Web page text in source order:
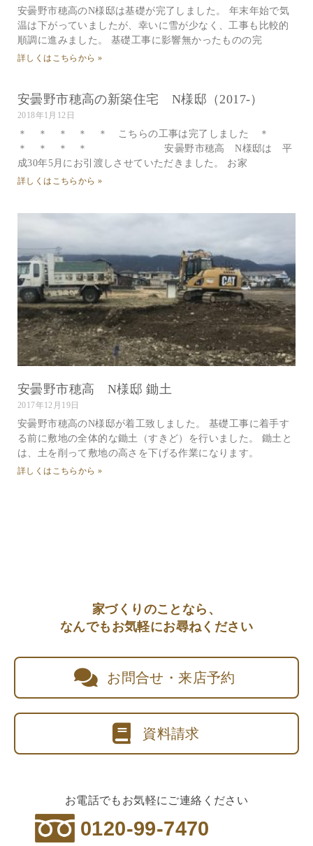
安曇野市穂高のN様邸は基礎が完了しました。 年末年始で気
温は下がっていましたが、幸いに雪が少なく、工事も比較的
順調に進みました。 基礎工事に影響無かったものの完
詳しくはこちらから »
安曇野市穂高の新築住宅 N様邸（2017-）
2018年1月12日
＊ ＊ ＊ ＊ ＊ こちらの工事は完了しました ＊
＊ ＊ ＊ ＊ 安曇野市穂高 N様邸は 平
成30年5月にお引渡しさせていただきました。 お家
詳しくはこちらから »
安曇野市穂高 N様邸 鋤土
2017年12月19日
安曇野市穂高のN様邸が着工致しました。 基礎工事に着手す
る前に敷地の全体的な鋤土（すきど）を行いました。 鋤土と
は、土を削って敷地の高さを下げる作業になります。
詳しくはこちらから »
家づくりのことなら、
なんでもお気軽にお尋ねください
お問合せ・来店予約
資料請求
お電話でもお気軽にご連絡ください
0120-99-7470